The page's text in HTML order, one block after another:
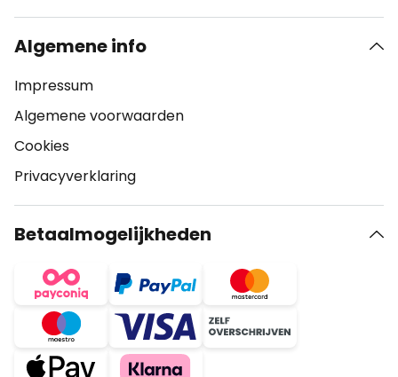
Algemene info
Impressum
Algemene voorwaarden
Cookies
Privacyverklaring
Betaalmogelijkheden